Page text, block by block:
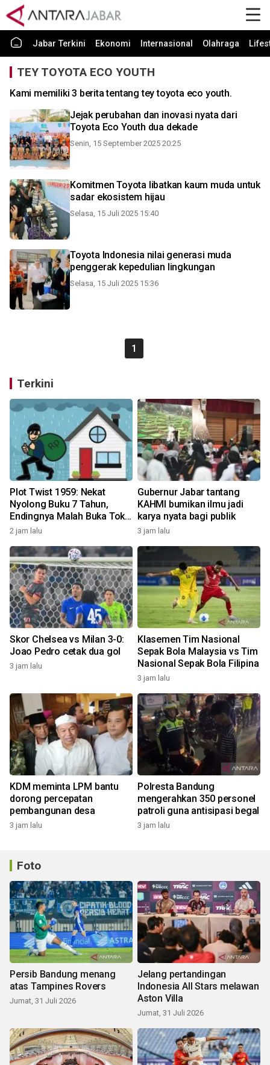
Jabar Terkini Ekonomi Internasional Olahraga
TEY TOYOTA ECO YOUTH
Kami memiliki 3 berita tentang tey toyota eco youth.
Jejak perubahan dan inovasi nyata dari
Toyota Eco Youth dua dekade
Senin, 15 September 2025 20:25
Komitmen Toyota libatkan kaum muda untuk
sadar ekosistem hijau
Selasa, 15 Juli 2025 15:40
Toyota Indonesia nilai generasi muda
penggerak kepedulian lingkungan
Selasa, 15 Juli 2025 15:36
1
Terkini
Plot Twist 1959: Nekat
Nyolong Buku 7 Tahun,
Endingnya Malah Buka Toko
Saingan!
2 jam lalu
Gubernur Jabar tantang
KAHMI bumikan ilmu jadi
karya nyata bagi publik
3 jam lalu
Skor Chelsea vs Milan 3-0:
Joao Pedro cetak dua gol
3 jam lalu
Klasemen Tim Nasional
Sepak Bola Malaysia vs Tim
Nasional Sepak Bola Filipina
3 jam lalu
KDM meminta LPM bantu
dorong percepatan
pembangunan desa
3 jam lalu
Polresta Bandung
mengerahkan 350 personel
patroli guna antisipasi begal
3 jam lalu
Foto
Persib Bandung menang
atas Tampines Rovers
Jumat, 31 Juli 2026
Jelang pertandingan
Indonesia All Stars melawan
Aston Villa
Jumat, 31 Juli 2026